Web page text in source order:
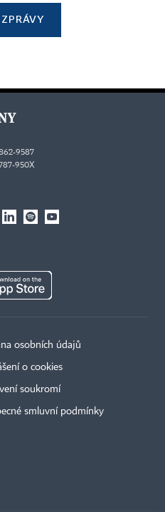
9587
950X
osobních údajů
o cookies
soukromí
smluvní podmínky